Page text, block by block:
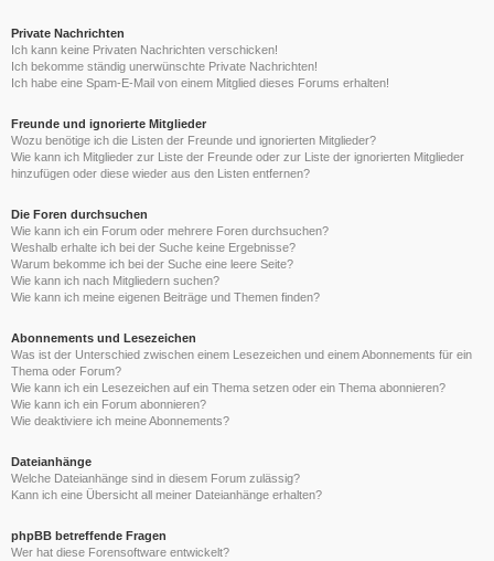
Private Nachrichten
Ich kann keine Privaten Nachrichten verschicken!
Ich bekomme ständig unerwünschte Private Nachrichten!
Ich habe eine Spam-E-Mail von einem Mitglied dieses Forums erhalten!
Freunde und ignorierte Mitglieder
Wozu benötige ich die Listen der Freunde und ignorierten Mitglieder?
Wie kann ich Mitglieder zur Liste der Freunde oder zur Liste der ignorierten Mitglieder
hinzufügen oder diese wieder aus den Listen entfernen?
Die Foren durchsuchen
Wie kann ich ein Forum oder mehrere Foren durchsuchen?
Weshalb erhalte ich bei der Suche keine Ergebnisse?
Warum bekomme ich bei der Suche eine leere Seite?
Wie kann ich nach Mitgliedern suchen?
Wie kann ich meine eigenen Beiträge und Themen finden?
Abonnements und Lesezeichen
Was ist der Unterschied zwischen einem Lesezeichen und einem Abonnements für ein
Thema oder Forum?
Wie kann ich ein Lesezeichen auf ein Thema setzen oder ein Thema abonnieren?
Wie kann ich ein Forum abonnieren?
Wie deaktiviere ich meine Abonnements?
Dateianhänge
Welche Dateianhänge sind in diesem Forum zulässig?
Kann ich eine Übersicht all meiner Dateianhänge erhalten?
phpBB betreffende Fragen
Wer hat diese Forensoftware entwickelt?